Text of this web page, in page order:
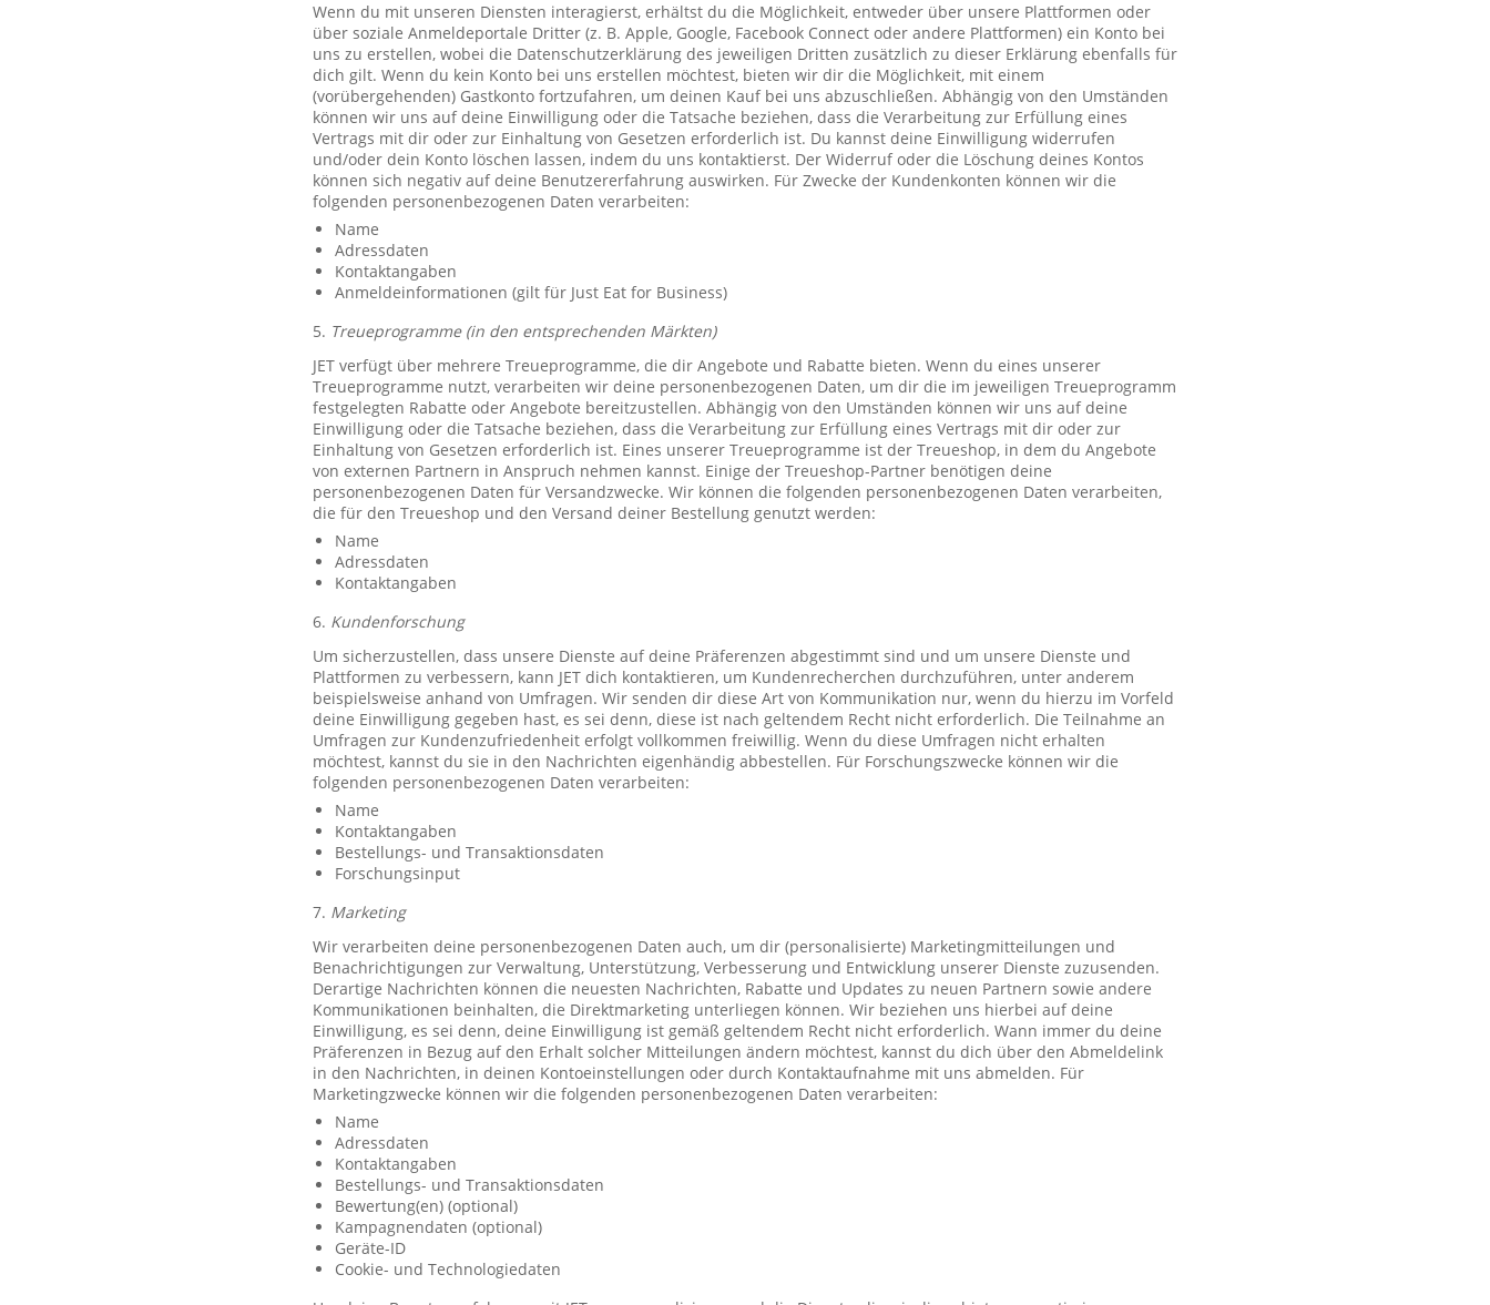
Wenn du mit unseren Diensten interagierst, erhältst du die Möglichkeit, entweder über unsere Plattformen oder
über soziale Anmeldeportale Dritter (z. B. Apple, Google, Facebook Connect oder andere Plattformen) ein Konto bei
uns zu erstellen, wobei die Datenschutzerklärung des jeweiligen Dritten zusätzlich zu dieser Erklärung ebenfalls für
dich gilt. Wenn du kein Konto bei uns erstellen möchtest, bieten wir dir die Möglichkeit, mit einem
(vorübergehenden) Gastkonto fortzufahren, um deinen Kauf bei uns abzuschließen. Abhängig von den Umständen
können wir uns auf deine Einwilligung oder die Tatsache beziehen, dass die Verarbeitung zur Erfüllung eines
Vertrags mit dir oder zur Einhaltung von Gesetzen erforderlich ist. Du kannst deine Einwilligung widerrufen
und/oder dein Konto löschen lassen, indem du uns kontaktierst. Der Widerruf oder die Löschung deines Kontos
können sich negativ auf deine Benutzererfahrung auswirken. Für Zwecke der Kundenkonten können wir die
folgenden personenbezogenen Daten verarbeiten:
Name
Adressdaten
Kontaktangaben
Anmeldeinformationen (gilt für Just Eat for Business)
5. Treueprogramme (in den entsprechenden Märkten)
JET verfügt über mehrere Treueprogramme, die dir Angebote und Rabatte bieten. Wenn du eines unserer
Treueprogramme nutzt, verarbeiten wir deine personenbezogenen Daten, um dir die im jeweiligen Treueprogramm
festgelegten Rabatte oder Angebote bereitzustellen. Abhängig von den Umständen können wir uns auf deine
Einwilligung oder die Tatsache beziehen, dass die Verarbeitung zur Erfüllung eines Vertrags mit dir oder zur
Einhaltung von Gesetzen erforderlich ist. Eines unserer Treueprogramme ist der Treueshop, in dem du Angebote
von externen Partnern in Anspruch nehmen kannst. Einige der Treueshop-Partner benötigen deine
personenbezogenen Daten für Versandzwecke. Wir können die folgenden personenbezogenen Daten verarbeiten,
die für den Treueshop und den Versand deiner Bestellung genutzt werden:
Name
Adressdaten
Kontaktangaben
6. Kundenforschung
Um sicherzustellen, dass unsere Dienste auf deine Präferenzen abgestimmt sind und um unsere Dienste und
Plattformen zu verbessern, kann JET dich kontaktieren, um Kundenrecherchen durchzuführen, unter anderem
beispielsweise anhand von Umfragen. Wir senden dir diese Art von Kommunikation nur, wenn du hierzu im Vorfeld
deine Einwilligung gegeben hast, es sei denn, diese ist nach geltendem Recht nicht erforderlich. Die Teilnahme an
Umfragen zur Kundenzufriedenheit erfolgt vollkommen freiwillig. Wenn du diese Umfragen nicht erhalten
möchtest, kannst du sie in den Nachrichten eigenhändig abbestellen. Für Forschungszwecke können wir die
folgenden personenbezogenen Daten verarbeiten:
Name
Kontaktangaben
Bestellungs- und Transaktionsdaten
Forschungsinput
7. Marketing
Wir verarbeiten deine personenbezogenen Daten auch, um dir (personalisierte) Marketingmitteilungen und
Benachrichtigungen zur Verwaltung, Unterstützung, Verbesserung und Entwicklung unserer Dienste zuzusenden.
Derartige Nachrichten können die neuesten Nachrichten, Rabatte und Updates zu neuen Partnern sowie andere
Kommunikationen beinhalten, die Direktmarketing unterliegen können. Wir beziehen uns hierbei auf deine
Einwilligung, es sei denn, deine Einwilligung ist gemäß geltendem Recht nicht erforderlich. Wann immer du deine
Präferenzen in Bezug auf den Erhalt solcher Mitteilungen ändern möchtest, kannst du dich über den Abmeldelink
in den Nachrichten, in deinen Kontoeinstellungen oder durch Kontaktaufnahme mit uns abmelden. Für
Marketingzwecke können wir die folgenden personenbezogenen Daten verarbeiten:
Name
Adressdaten
Kontaktangaben
Bestellungs- und Transaktionsdaten
Bewertung(en) (optional)
Kampagnendaten (optional)
Geräte-ID
Cookie- und Technologiedaten